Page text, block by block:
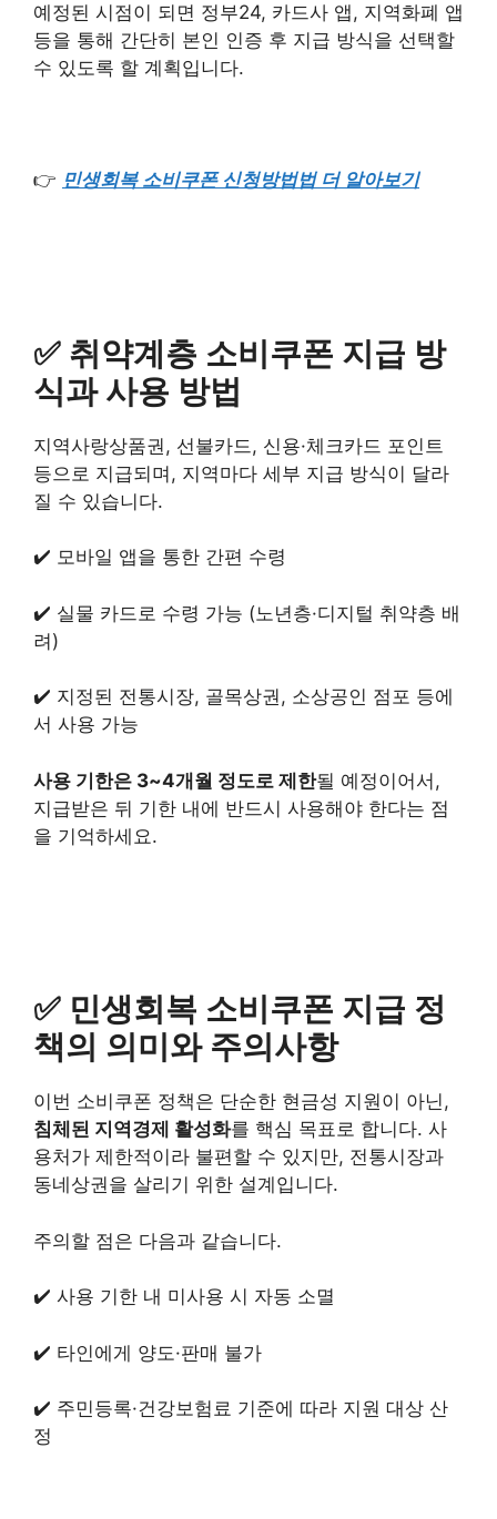
예정된 시점이 되면 정부24, 카드사 앱, 지역화폐 앱
등을 통해 간단히 본인 인증 후 지급 방식을 선택할
수 있도록 할 계획입니다.
👉 민생회복 소비쿠폰 신청방법법 더 알아보기
✅ 취약계층 소비쿠폰 지급 방
식과 사용 방법
지역사랑상품권, 선불카드, 신용·체크카드 포인트
등으로 지급되며, 지역마다 세부 지급 방식이 달라
질 수 있습니다.
✔️ 모바일 앱을 통한 간편 수령
✔️ 실물 카드로 수령 가능 (노년층·디지털 취약층 배
려)
✔️ 지정된 전통시장, 골목상권, 소상공인 점포 등에
서 사용 가능
사용 기한은 3~4개월 정도로 제한될 예정이어서,
지급받은 뒤 기한 내에 반드시 사용해야 한다는 점
을 기억하세요.
✅ 민생회복 소비쿠폰 지급 정
책의 의미와 주의사항
이번 소비쿠폰 정책은 단순한 현금성 지원이 아닌,
침체된 지역경제 활성화를 핵심 목표로 합니다. 사
용처가 제한적이라 불편할 수 있지만, 전통시장과
동네상권을 살리기 위한 설계입니다.
주의할 점은 다음과 같습니다.
✔️ 사용 기한 내 미사용 시 자동 소멸
✔️ 타인에게 양도·판매 불가
✔️ 주민등록·건강보험료 기준에 따라 지원 대상 산
정